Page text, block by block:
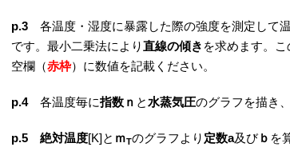
p.3 各温度・湿度に暴露した際の強度を測定して
です。最小二乗法により直線の傾き を求めます。
空欄（赤枠）に数値を記載ください。
p.4各温度毎に指数ｎ と水蒸気圧のグラフを描き、
p.5 絶対温度[K]と ｍTのグラフより 定数a及びｂ を